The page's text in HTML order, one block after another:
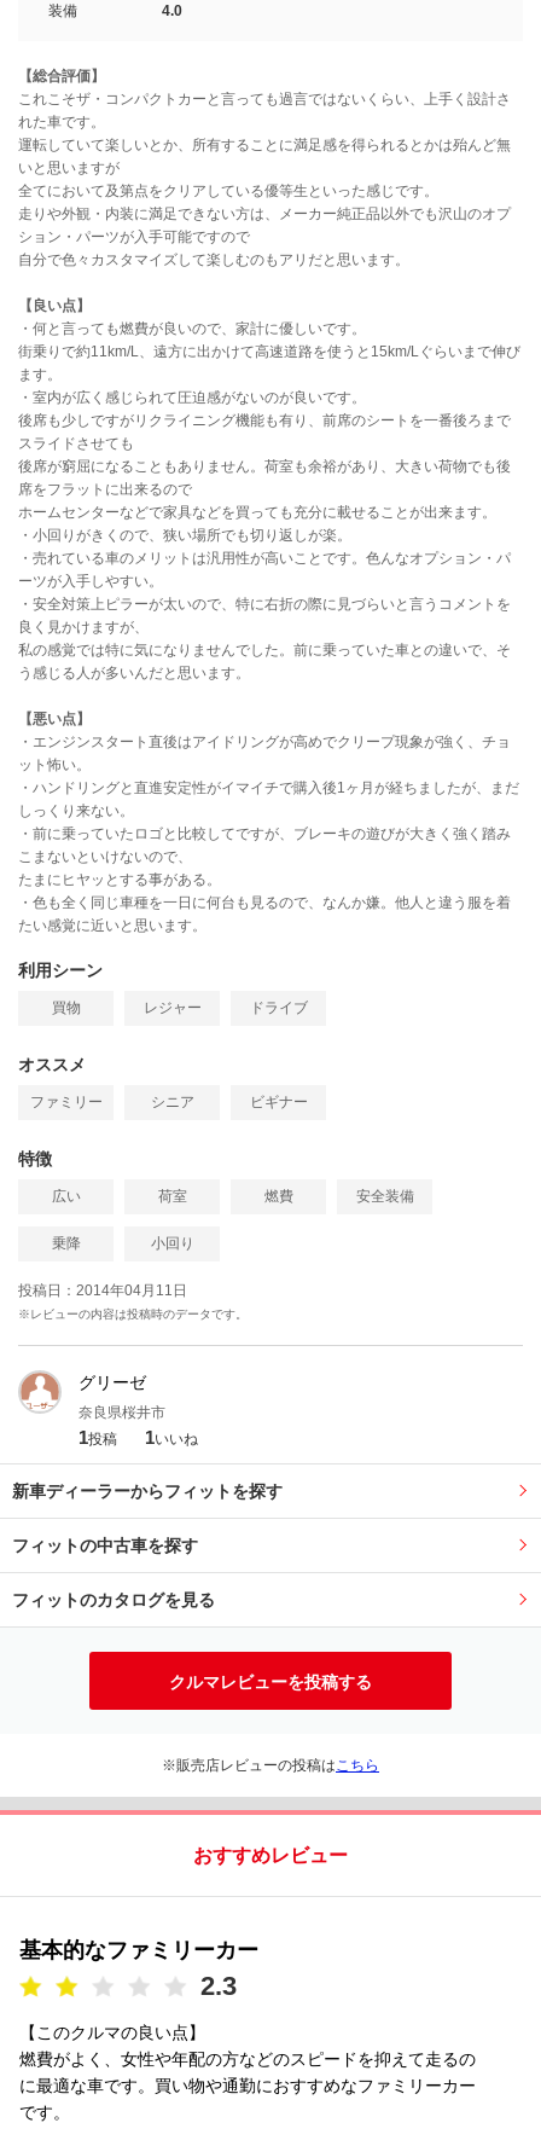
装備
4.0
【総合評価】
これこそザ・コンパクトカーと言っても過言ではないくらい、上手く設計さ
れた車です。
運転していて楽しいとか、所有することに満足感を得られるとかは殆んど無
いと思いますが
全てにおいて及第点をクリアしている優等生といった感じです。
走りや外観・内装に満足できない方は、メーカー純正品以外でも沢山のオプ
ション・パーツが入手可能ですので
自分で色々カスタマイズして楽しむのもアリだと思います。
【良い点】
・何と言っても燃費が良いので、家計に優しいです。
街乗りで約11km/L、遠方に出かけて高速道路を使うと15km/Lぐらいまで伸び
ます。
・室内が広く感じられて圧迫感がないのが良いです。
後席も少しですがリクライニング機能も有り、前席のシートを一番後ろまで
スライドさせても
後席が窮屈になることもありません。荷室も余裕があり、大きい荷物でも後
席をフラットに出来るので
ホームセンターなどで家具などを買っても充分に載せることが出来ます。
・小回りがきくので、狭い場所でも切り返しが楽。
・売れている車のメリットは汎用性が高いことです。色んなオプション・パ
ーツが入手しやすい。
・安全対策上ピラーが太いので、特に右折の際に見づらいと言うコメントを
良く見かけますが、
私の感覚では特に気になりませんでした。前に乗っていた車との違いで、そ
う感じる人が多いんだと思います。
【悪い点】
・エンジンスタート直後はアイドリングが高めでクリープ現象が強く、チョ
ット怖い。
・ハンドリングと直進安定性がイマイチで購入後1ヶ月が経ちましたが、まだ
しっくり来ない。
・前に乗っていたロゴと比較してですが、ブレーキの遊びが大きく強く踏み
こまないといけないので、
たまにヒヤッとする事がある。
・色も全く同じ車種を一日に何台も見るので、なんか嫌。他人と違う服を着
たい感覚に近いと思います。
利用シーン
買物 レジャー ドライブ
オススメ
ファミリー シニア ビギナー
特徴
広い 荷室 燃費 安全装備
乗降 小回り
投稿日：2014年04月11日
※レビューの内容は投稿時のデータです。
グリーゼ
奈良県桜井市
1投稿 1いいね
新車ディーラーからフィットを探す
フィットの中古車を探す
フィットのカタログを見る
クルマレビューを投稿する
※販売店レビューの投稿は こちら
おすすめレビュー
基本的なファミリーカー
2.3
【このクルマの良い点】
燃費がよく、女性や年配の方などのスピードを抑えて走るの
に最適な車です。買い物や通勤におすすめなファミリーカー
です。